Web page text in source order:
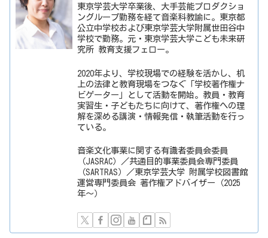
東京学芸大学卒業後、大手芸能プロダクショ
ングループ勤務を経て音楽科教諭に。東京都
公立中学校および東京学芸大学附属世田谷中
学校で勤務。元・東京学芸大学こども未来研
究所 教育支援フェロー。
2020年より、学校現場での経験を活かし、机
上の法律と教育現場をつなぐ「学校著作権ナ
ビゲーター」として活動を開始。教員・教育
実習生・子どもたちに向けて、著作権への理
解を深める講演・情報発信・執筆活動を行っ
ている。
音楽文化事業に関する有識者委員会委員
（JASRAC）／共通目的事業委員会専門委員
（SARTRAS）／東京学芸大学 附属学校図書館
運営専門委員会 著作権アドバイザー（2025
年〜）